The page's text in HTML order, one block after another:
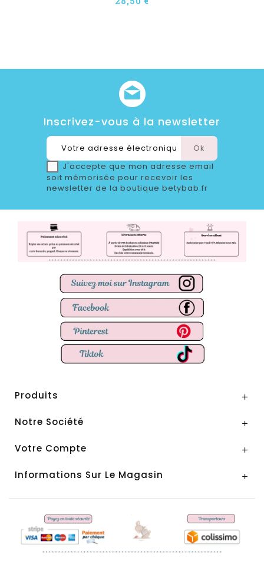
Inscrivez-vous à la newsletter
J'accepte que mon adresse email
soit mémorisée pour recevoir les
newsletter de la boutique betybab.fr
Produits 
Notre Société 
Votre Compte 
Informations Sur Le Magasin 